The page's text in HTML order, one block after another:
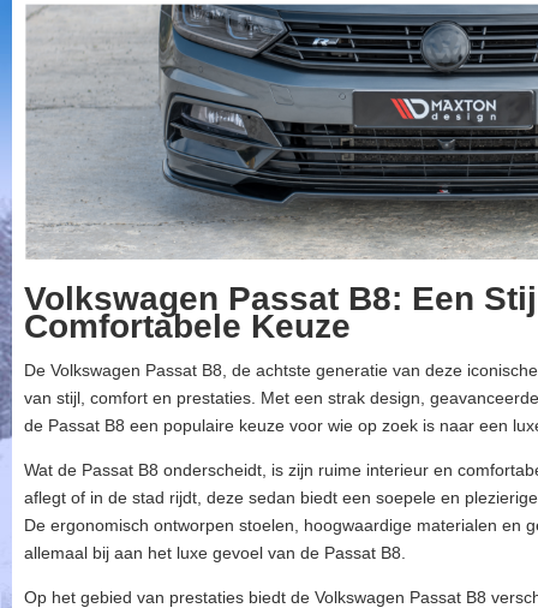
Volkswagen Passat B8: Een
Comfortabele Keuze
De Volkswagen Passat B8, de achtste generatie van deze
van stijl, comfort en prestaties. Met een strak design,
de Passat B8 een populaire keuze voor wie op zoek is naar een
Wat de Passat B8 onderscheidt, is zijn ruime interieur en
aflegt of in de stad rijdt, deze sedan biedt een soepele en
De ergonomisch ontworpen stoelen, hoogwaardige materialen en
allemaal bij aan het luxe gevoel van de Passat B8.
Op het gebied van prestaties biedt de Volkswagen Passat B8